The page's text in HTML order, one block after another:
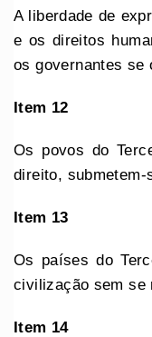
A liberdade de
e os direitos
os governantes se
Item 12
Os povos do
direito,
Item 13
Os países do
civilização sem se
Item 14